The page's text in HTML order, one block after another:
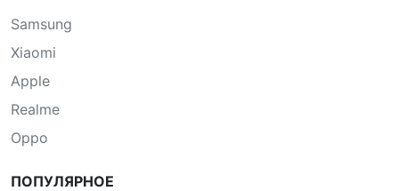
Samsung
Xiaomi
Apple
Realme
Oppo
ПОПУЛЯРНОЕ